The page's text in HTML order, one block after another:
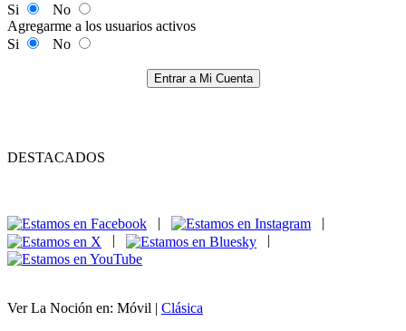
Si
No
Agregarme a los usuarios activos
Si
No
Entrar a Mi Cuenta
DESTACADOS
|
|
|
|
Ver La Noción en: Móvil | Clásica